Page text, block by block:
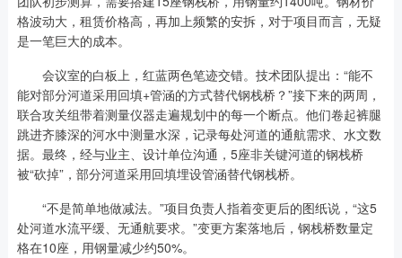
格波动大，租赁价格高，再加上频繁的安拆，对于项目而言，无疑
是一笔巨大的成本。
会议室的白板上，红蓝两色笔迹交错。技术团队提出：“能不
能对部分河道采用回填+管涵的方式替代钢栈桥？”接下来的两周，
联合攻关组带着测量仪器走遍规划中的每一个断点。他们卷起裤腿
跳进齐膝深的河水中测量水深，记录每处河道的通航需求、水文数
据。最终，经与业主、设计单位沟通，5座非关键河道的钢栈桥
被“砍掉”，部分河道采用回填埋设管涵替代钢栈桥。
“不是简单地做减法。”项目负责人指着变更后的图纸说，“这5
处河道水流平缓、无通航要求。”变更方案落地后，钢栈桥数量定
格在10座，用钢量减少约50%。